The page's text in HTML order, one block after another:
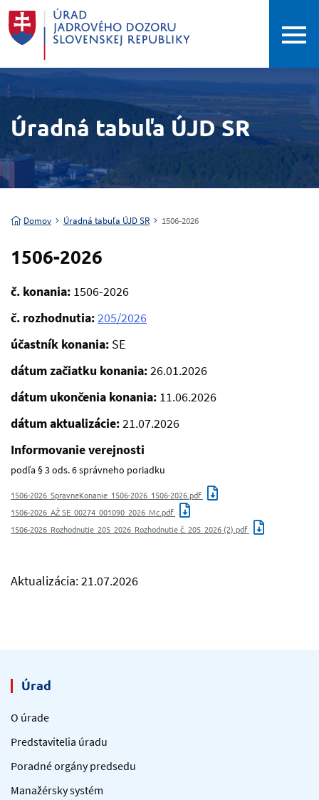
Úradná tabuľa ÚJD SR
Domov Úradná tabuľa ÚJD SR 1506-2026
1506-2026
č. konania: 1506-2026
č. rozhodnutia:205/2026
účastník konania: SE
dátum začiatku konania:26.01.2026
dátum ukončenia konania: 11.06.2026
dátum aktualizácie:21.07.2026
Informovanie verejnosti
podľa § 3 ods. 6 správneho poriadku
1506-2026_SpravneKonanie_1506-2026_1506-2026.pdf
1506-2026_AŽ SE_00274_001090_2026_Mc.pdf
1506-2026_Rozhodnutie_205_2026_Rozhodnutie č. 205_2026 (2).pdf
Aktualizácia: 21.07.2026
Úrad
O úrade
Predstavitelia úradu
Poradné orgány predsedu
Manažérsky systém